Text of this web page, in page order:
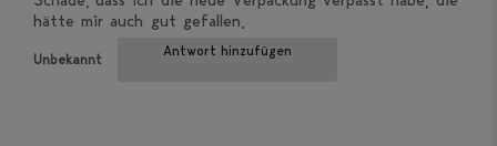
hätte mir auch gut gefallen.
Unbekannt Antwort hinzufügen